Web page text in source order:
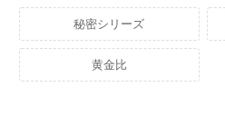
秘密シリーズ
黄金比